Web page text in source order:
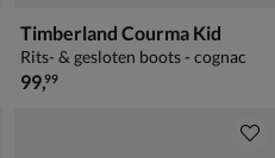
Timberland Courma Kid
Rits- & gesloten boots - cognac
€ 99,99
99,99